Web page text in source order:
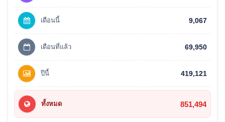
เดือนนี้ 9,067
เดือนที่แล้ว 69,950
ปีนี้ 419,121
ทั้งหมด 851,494